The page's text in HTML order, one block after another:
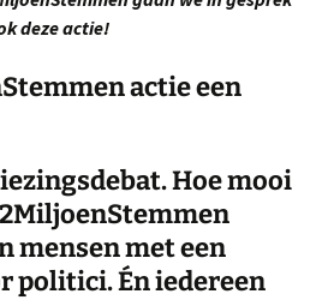
deze actie!
actie een
Hoe mooi
mensen met een
politici. Én iedereen